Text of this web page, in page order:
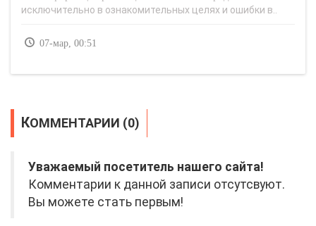
исключительно в ознакомительных целях и ошибки в..
07-мар, 00:51
КОММЕНТАРИИ (0)
Уважаемый посетитель нашего сайта!
Комментарии к данной записи отсутсвуют.
Вы можете стать первым!